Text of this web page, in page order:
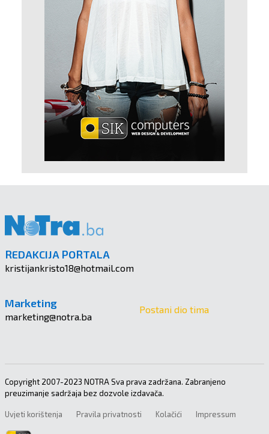
REDAKCIJA PORTALA
kristijankristo18@hotmail.com
Marketing
marketing@notra.ba
Postani dio tima
Copyright 2007-2023 NOTRA Sva prava zadržana. Zabranjeno
preuzimanje sadržaja bez dozvole izdavača.
Uvjeti korištenja Pravila privatnosti Kolačići Impressum